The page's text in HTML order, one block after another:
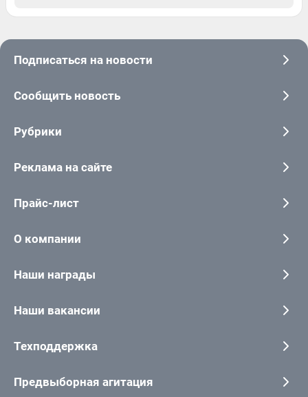
Подписаться на новости
Сообщить новость
Рубрики
Реклама на сайте
Прайс-лист
О компании
Наши награды
Наши вакансии
Техподдержка
Предвыборная агитация